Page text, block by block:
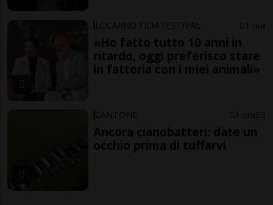
LOCARNO FILM FESTIVAL 1 ora
«Ho fatto tutto 10 anni in
ritardo, oggi preferisco stare
in fattoria con i miei animali»
CANTONE 1 ora 3
Ancora cianobatteri: date un
occhio prima di tuffarvi